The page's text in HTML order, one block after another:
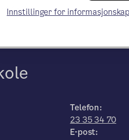
Innstillinger for
Telefon:
23 35 34 70
E-post: